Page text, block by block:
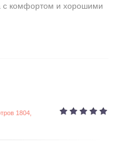
с комфортом и хорошими
1804,